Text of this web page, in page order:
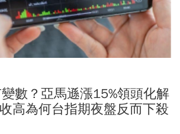
局e化服務系統試算個人專戶核發金額，或至
櫃方式查詢及試算核發金額。
數？亞馬遜漲15%領頭化解
高為何台指期夜盤反而下殺